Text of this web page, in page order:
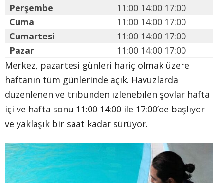
Perşembe
11:00 14:00 17:00
Cuma
11:00 14:00 17:00
Cumartesi
11:00 14:00 17:00
Pazar
11:00 14:00 17:00
Merkez, pazartesi günleri hariç olmak üzere
haftanın tüm günlerinde açık. Havuzlarda
düzenlenen ve tribünden izlenebilen şovlar hafta
içi ve hafta sonu 11:00 14:00 ile 17:00’de başlıyor
ve yaklaşık bir saat kadar sürüyor.